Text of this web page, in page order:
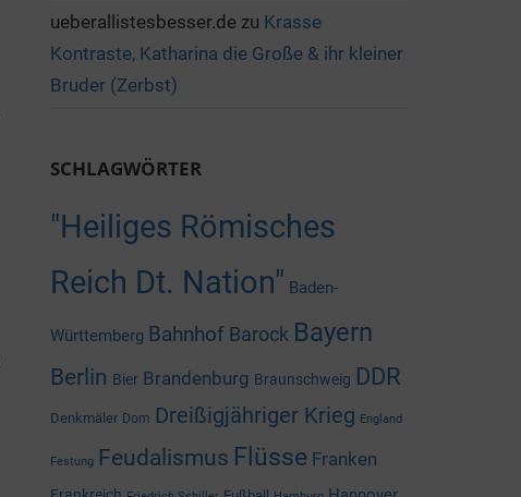
ueberallistesbesser.de zu Krasse
Kontraste, Katharina die Große & ihr kleiner
Bruder (Zerbst)
SCHLAGWÖRTER
"Heiliges Römisches
Reich Dt. Nation" Baden-
Württemberg Bahnhof Barock Bayern
Berlin Bier Brandenburg Braunschweig DDR
Denkmäler Dom Dreißigjähriger Krieg England
Festung Feudalismus Flüsse Franken